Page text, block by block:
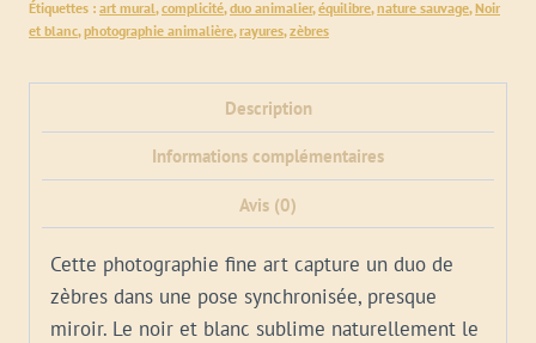
Étiquettes : art mural,complicité,duo animalier,équilibre,nature sauvage,Noir
et blanc,photographie animalière,rayures,zèbres
Description
Informations complémentaires
Avis (0)
Cette photographie fine art capture un duo de
zèbres dans une pose synchronisée, presque
miroir. Le noir et blanc sublime naturellement le